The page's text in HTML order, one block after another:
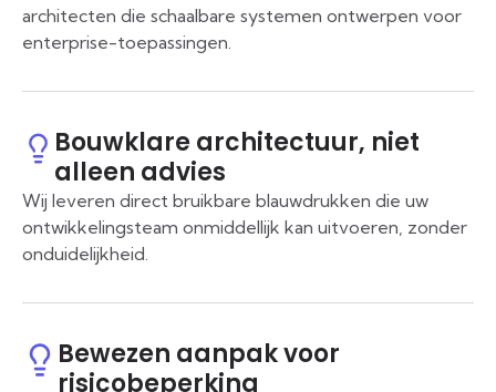
architecten die schaalbare systemen ontwerpen voor
enterprise-toepassingen.
Bouwklare architectuur, niet
alleen advies
Wij leveren direct bruikbare blauwdrukken die uw
ontwikkelingsteam onmiddellijk kan uitvoeren, zonder
onduidelijkheid.
Bewezen aanpak voor
risicobeperking